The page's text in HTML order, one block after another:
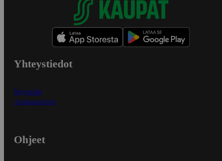
Yhteystiedot
Myymälät
Asiakaspalvelu
Ohjeet